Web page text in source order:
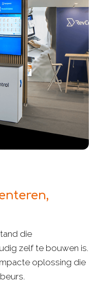
die
zelf te bouwen is.
oplossing die